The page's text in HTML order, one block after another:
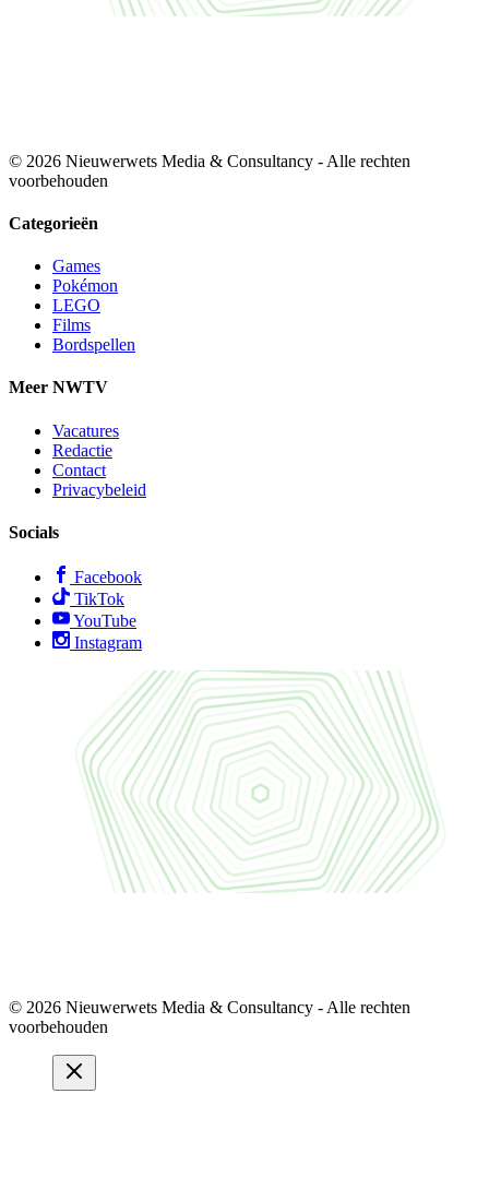
© 2026 Nieuwerwets Media & Consultancy - Alle rechten
voorbehouden
Categorieën
Games
Pokémon
LEGO
Films
Bordspellen
Meer NWTV
Vacatures
Redactie
Contact
Privacybeleid
Socials
Facebook
TikTok
YouTube
Instagram
© 2026 Nieuwerwets Media & Consultancy - Alle rechten
voorbehouden